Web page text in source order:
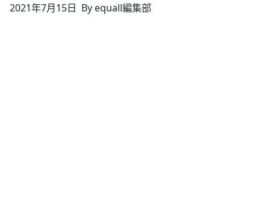
2021年7月15日 By equall編集部